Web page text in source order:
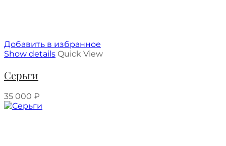
Добавить в избранное
Show details Quick View
Серьги
35 000 ₽